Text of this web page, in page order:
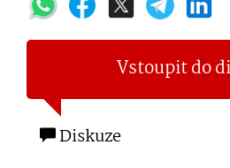
Vstoupit do
Diskuze